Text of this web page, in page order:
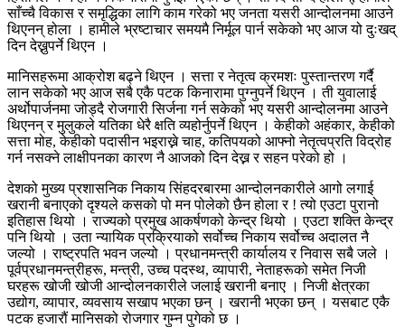
साँच्चै विकास र समृद्धिका लागि काम गरेको भए जनता यसरी आन्दोलनमा आउने
थिएनन् होला । हामीले भ्रष्टाचार समयमै निर्मूल पार्न सकेको भए आज यो दुःखद्
दिन देख्नुपर्ने थिएन ।
मानिसहरूमा आक्रोश बढ्ने थिएन । सत्ता र नेतृत्व क्रमशः पुस्तान्तरण गर्दै
लान सकेको भए आज सबै एकै पटक किनारामा पुग्नुपर्ने थिएन । ती युवालाई
अर्थोपार्जनमा जोड्दै रोजगारी सिर्जना गर्न सकेको भए यसरी आन्दोलनमा आउने
थिएनन् र मुलुकले यतिका धेरै क्षति व्यहोर्नुपर्ने थिएन । केहीको अहंकार, केहीको
सत्ता मोह, केहीको पदासीन भइराख्ने चाह, कतिपयको आफ्नो नेतृत्वप्रति विद्रोह
गर्न नसक्ने लाक्षीपनका कारण नै आजको दिन देख्न र सहन परेको हो ।
देशको मुख्य प्रशासनिक निकाय सिंहदरबारमा आन्दोलनकारीले आगो लगाई
खरानी बनाएको दृश्यले कसको पो मन पोलेको छैन होला र ! त्यो एउटा पुरानो
इतिहास थियो । राज्यको प्रमुख आकर्षणको केन्द्र थियो । एउटा शक्ति केन्द्र
पनि थियो । उता न्यायिक प्रक्रियाको सर्वोच्च निकाय सर्वोच्च अदालत नै
जल्यो । राष्ट्रपति भवन जल्यो । प्रधानमन्त्री कार्यालय र निवास सबै जले ।
पूर्वप्रधानमन्त्रीहरू, मन्त्री, उच्च पदस्थ, व्यापारी, नेताहरूको समेत निजी
घरहरू खोजी खोजी आन्दोलनकारीले जलाई खरानी बनाए । निजी क्षेत्रका
उद्योग, व्यापार, व्यवसाय सखाप भएका छन् । खरानी भएका छन् । यसबाट एकै
पटक हजारौं मानिसको रोजगार गुम्न पुगेको छ ।